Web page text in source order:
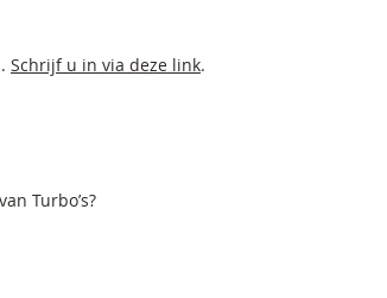
Schrijf u in via deze link.
Turbo’s?